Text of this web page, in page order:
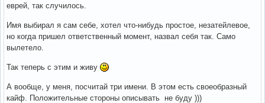
еврей, так случилось.
Имя выбирал я сам себе, хотел что-нибудь простое, незатейлевое,
но когда пришел ответственный момент, назвал себя так. Само
вылетело.
Так теперь с этим и живу
А вообще, у меня, посчитай три имени. В этом есть своеобразный
кайф. Положительные стороны описывать не буду )))